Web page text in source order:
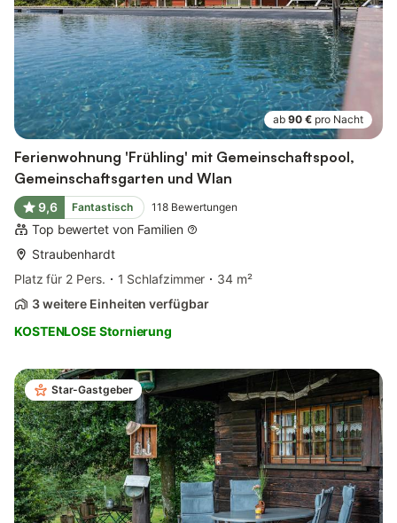
ab 90 € pro Nacht
Ferienwohnung 'Frühling' mit Gemeinschaftspool,
Gemeinschaftsgarten und Wlan
9,6 Fantastisch 118 Bewertungen
Top bewertet von Familien
Straubenhardt
Platz für 2 Pers.
1 Schlafzimmer
34 m²
3 weitere Einheiten verfügbar
KOSTENLOSE Stornierung
Star-Gastgeber